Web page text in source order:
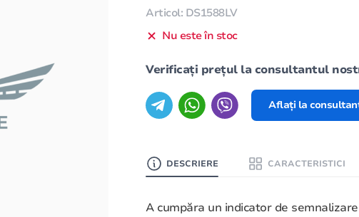
Articol: DS1588LV
Nu este în stoc
Verificați prețul la consultantul
Aflați la
DESCRIERE CARACTERISTICI
A cumpăra un indicator de